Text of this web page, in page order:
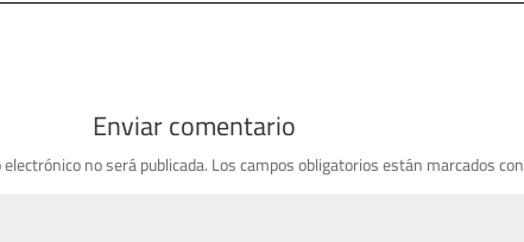
Enviar comentario
no será publicada. Los campos obligatorios están marcados con